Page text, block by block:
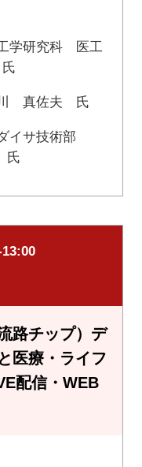
学研究科 医工
真佐夫 氏
サ技術部
氏
路チップ）デ
医療・ライフ
配信・WEB